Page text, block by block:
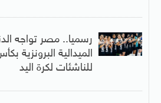
رسميا.. مصر تواجه
الميدالية البرونزية
للناشئات لكرة اليد